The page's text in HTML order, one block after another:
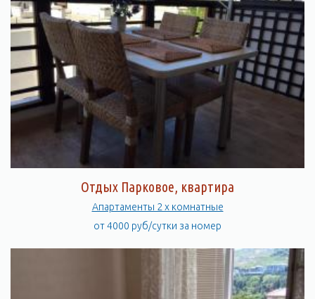
Отдых Парковое, квартира
Апартаменты 2 х комнатные
от 4000 руб/сутки за номер